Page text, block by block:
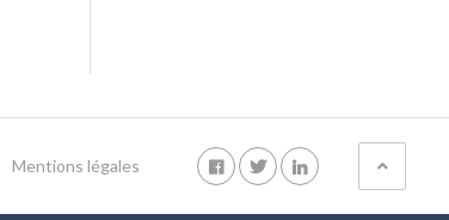
Mentions légales